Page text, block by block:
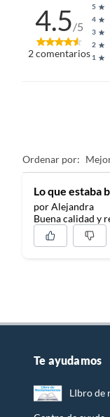
4.5/5
2comentarios 1
2
3
4
5
Ordenar por:
Lo que estaba
por Alejandra
Buena calidad y
Te ayudamos
LIbro de